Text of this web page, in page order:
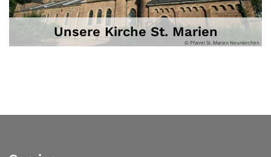
Unsere Kirche St. Marien
© Pfarrei St. Marien Neunkirchen